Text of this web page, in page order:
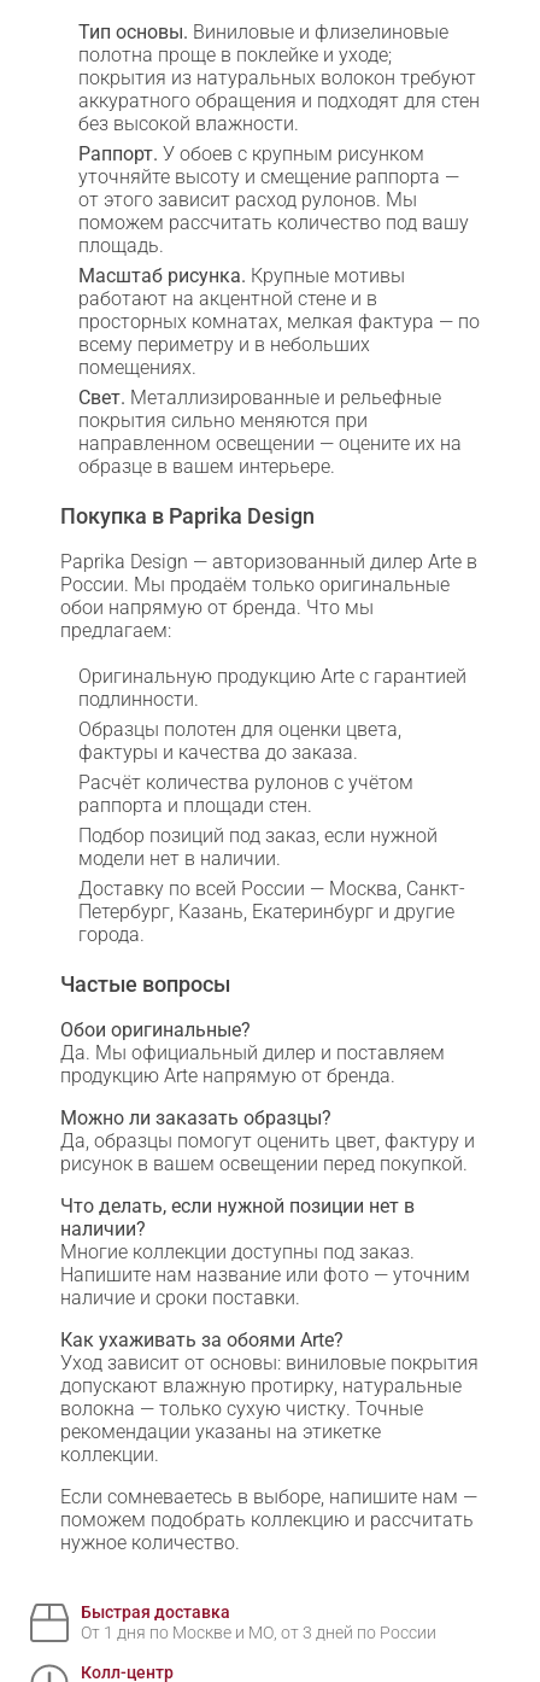
Тип основы. Виниловые и флизелиновые
полотна проще в поклейке и уходе;
покрытия из натуральных волокон требуют
аккуратного обращения и подходят для стен
без высокой влажности.
Раппорт. У обоев с крупным рисунком
уточняйте высоту и смещение раппорта —
от этого зависит расход рулонов. Мы
поможем рассчитать количество под вашу
площадь.
Масштаб рисунка. Крупные мотивы
работают на акцентной стене и в
просторных комнатах, мелкая фактура — по
всему периметру и в небольших
помещениях.
Свет. Металлизированные и рельефные
покрытия сильно меняются при
направленном освещении — оцените их на
образце в вашем интерьере.
Покупка в Paprika Design
Paprika Design — авторизованный дилер Arte в
России. Мы продаём только оригинальные
обои напрямую от бренда. Что мы
предлагаем:
Оригинальную продукцию Arte с гарантией
подлинности.
Образцы полотен для оценки цвета,
фактуры и качества до заказа.
Расчёт количества рулонов с учётом
раппорта и площади стен.
Подбор позиций под заказ, если нужной
модели нет в наличии.
Доставку по всей России — Москва, Санкт-
Петербург, Казань, Екатеринбург и другие
города.
Частые вопросы
Обои оригинальные?
Да. Мы официальный дилер и поставляем
продукцию Arte напрямую от бренда.
Можно ли заказать образцы?
Да, образцы помогут оценить цвет, фактуру и
рисунок в вашем освещении перед покупкой.
Что делать, если нужной позиции нет в
наличии?
Многие коллекции доступны под заказ.
Напишите нам название или фото — уточним
наличие и сроки поставки.
Как ухаживать за обоями Arte?
Уход зависит от основы: виниловые покрытия
допускают влажную протирку, натуральные
волокна — только сухую чистку. Точные
рекомендации указаны на этикетке
коллекции.
Если сомневаетесь в выборе, напишите нам —
поможем подобрать коллекцию и рассчитать
нужное количество.
Быстрая доставка
От 1 дня по Москве и МО, от 3 дней по России
Колл-центр